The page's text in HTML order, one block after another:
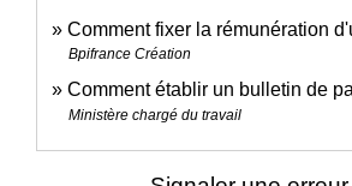
Comment fixer la rémunération
Bpifrance Création
Comment établir un bulletin de
Ministère chargé du travail